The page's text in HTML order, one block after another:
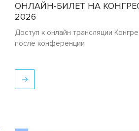
ОНЛАЙН-БИЛЕТ НА
2026
Доступ к онлайн трансляции
после конференции